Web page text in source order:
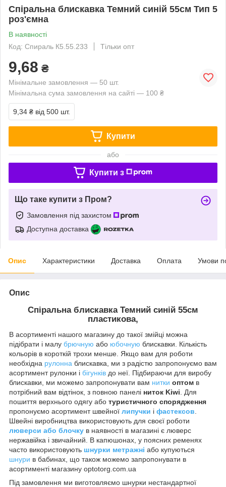
Спіральна блискавка Темний синій 55см Тип 5
роз'ємна
В наявності
Код: Спираль К5.55.233
Тільки опт
9,68 ₴
Мінімальне замовлення — 50 шт.
Мінімальна сума замовлення на сайті — 100 ₴
9,34 ₴ від 500 шт.
Купити
або
Купити з
Що таке купити з Пром?
Замовлення під захистом
Доступна доставка
Опис Характеристики Доставка Оплата Умови
Опис
Спіральна блискавка Темний синій 55см
пластикова,
В асортименті нашого магазину до такої змійці можна
підібрати і малу брючную або юбочную блискавки. Кількість
кольорів в короткій трохи менше. Якщо вам для роботи
необхідна рулонна блискавка, ми з радістю запропонуємо вам
асортимент рулонки і бігунків до неї. Підбираючи для виробу
блискавки, ми можемо запропонувати вам нитки оптом в
потрібний вам відтінок, з повною панелі ниток Kiwi . Для
пошиття верхнього одягу або туристичного спорядження
пропонуємо асортимент швейної липучки і фастексов
Швейні виробництва використовують для своєї роботи
люверси або блочку в наявності в магазині є люверс
нержавійка і звичайний. В капюшонах, у поясних ременях
часто використовують шнурки метражні або купуються
шнури в бабинах, що також можемо запропонувати в
асортименті магазину optotorg.com.ua
Під замовлення ми виготовляємо шнурки нестандартної